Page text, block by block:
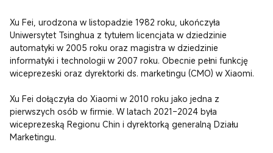
Xu Fei, urodzona w listopadzie 1982 roku, ukończyła
Uniwersytet Tsinghua z tytułem licencjata w dziedzinie
automatyki w 2005 roku oraz magistra w dziedzinie
informatyki i technologii w 2007 roku. Obecnie pełni funkcję
wiceprezeski oraz dyrektorki ds. marketingu (CMO) w Xiaomi.
Xu Fei dołączyła do Xiaomi w 2010 roku jako jedna z
pierwszych osób w firmie. W latach 2021–2024 była
wiceprezeską Regionu Chin i dyrektorką generalną Działu
Marketingu.